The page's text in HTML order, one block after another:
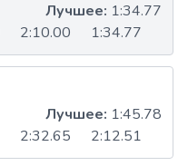
2:10.00 1:34.77
Лучшее: 1:34.77
2:32.65 2:12.51
Лучшее: 1:45.78